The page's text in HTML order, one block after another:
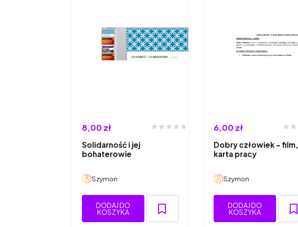
8,00 zł
Solidarność i jej
bohaterowie
Szymon
DODAJ DO
KOSZYKA
6,00 zł
Dobry człowiek - film,
karta pracy
Szymon
DODAJ DO
KOSZYKA